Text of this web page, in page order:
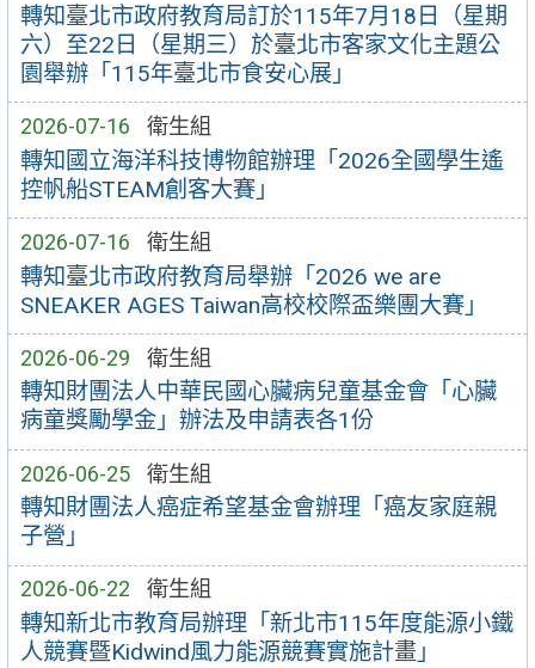
轉知臺北市政府教育局訂於115年7月18日（星期
六）至22日（星期三）於臺北市客家文化主題公
園舉辦「115年臺北市食安心展」
2026-07-16 衛生組
轉知國立海洋科技博物館辦理「2026全國學生遙
控帆船STEAM創客大賽」
2026-07-16 衛生組
轉知臺北市政府教育局舉辦「2026 we are
SNEAKER AGES Taiwan高校校際盃樂團大賽」
2026-06-29 衛生組
轉知財團法人中華民國心臟病兒童基金會「心臟
病童獎勵學金」辦法及申請表各1份
2026-06-25 衛生組
轉知財團法人癌症希望基金會辦理「癌友家庭親
子營」
2026-06-22 衛生組
轉知新北市教育局辦理「新北市115年度能源小鐵
人競賽暨Kidwind風力能源競賽實施計畫」